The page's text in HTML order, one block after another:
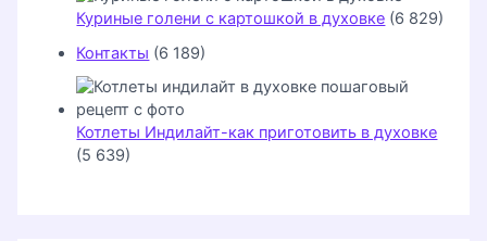
Куриные голени с картошкой в духовке (6 829)
Контакты (6 189)
Котлеты Индилайт-как приготовить в духовке
(5 639)